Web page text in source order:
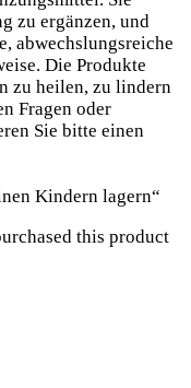
zu ergänzen, und
abwechslungsreiche
Die Produkte
zu heilen, zu lindern
Fragen oder
Sie bitte einen
Kindern lagern“
this product